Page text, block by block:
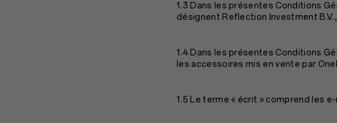
1.3 Dans les présentes Conditions
désignent Reflection Investment
1.4 Dans les présentes Conditions
les accessoires mis en vente par
1.5 Le terme « écrit » comprend les